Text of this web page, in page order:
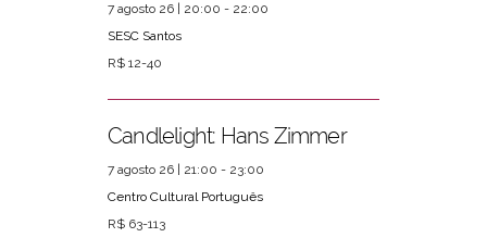
7 agosto 26 | 20:00 - 22:00
SESC Santos
R$ 12-40
Candlelight: Hans Zimmer
7 agosto 26 | 21:00 - 23:00
Centro Cultural Português
R$ 63-113